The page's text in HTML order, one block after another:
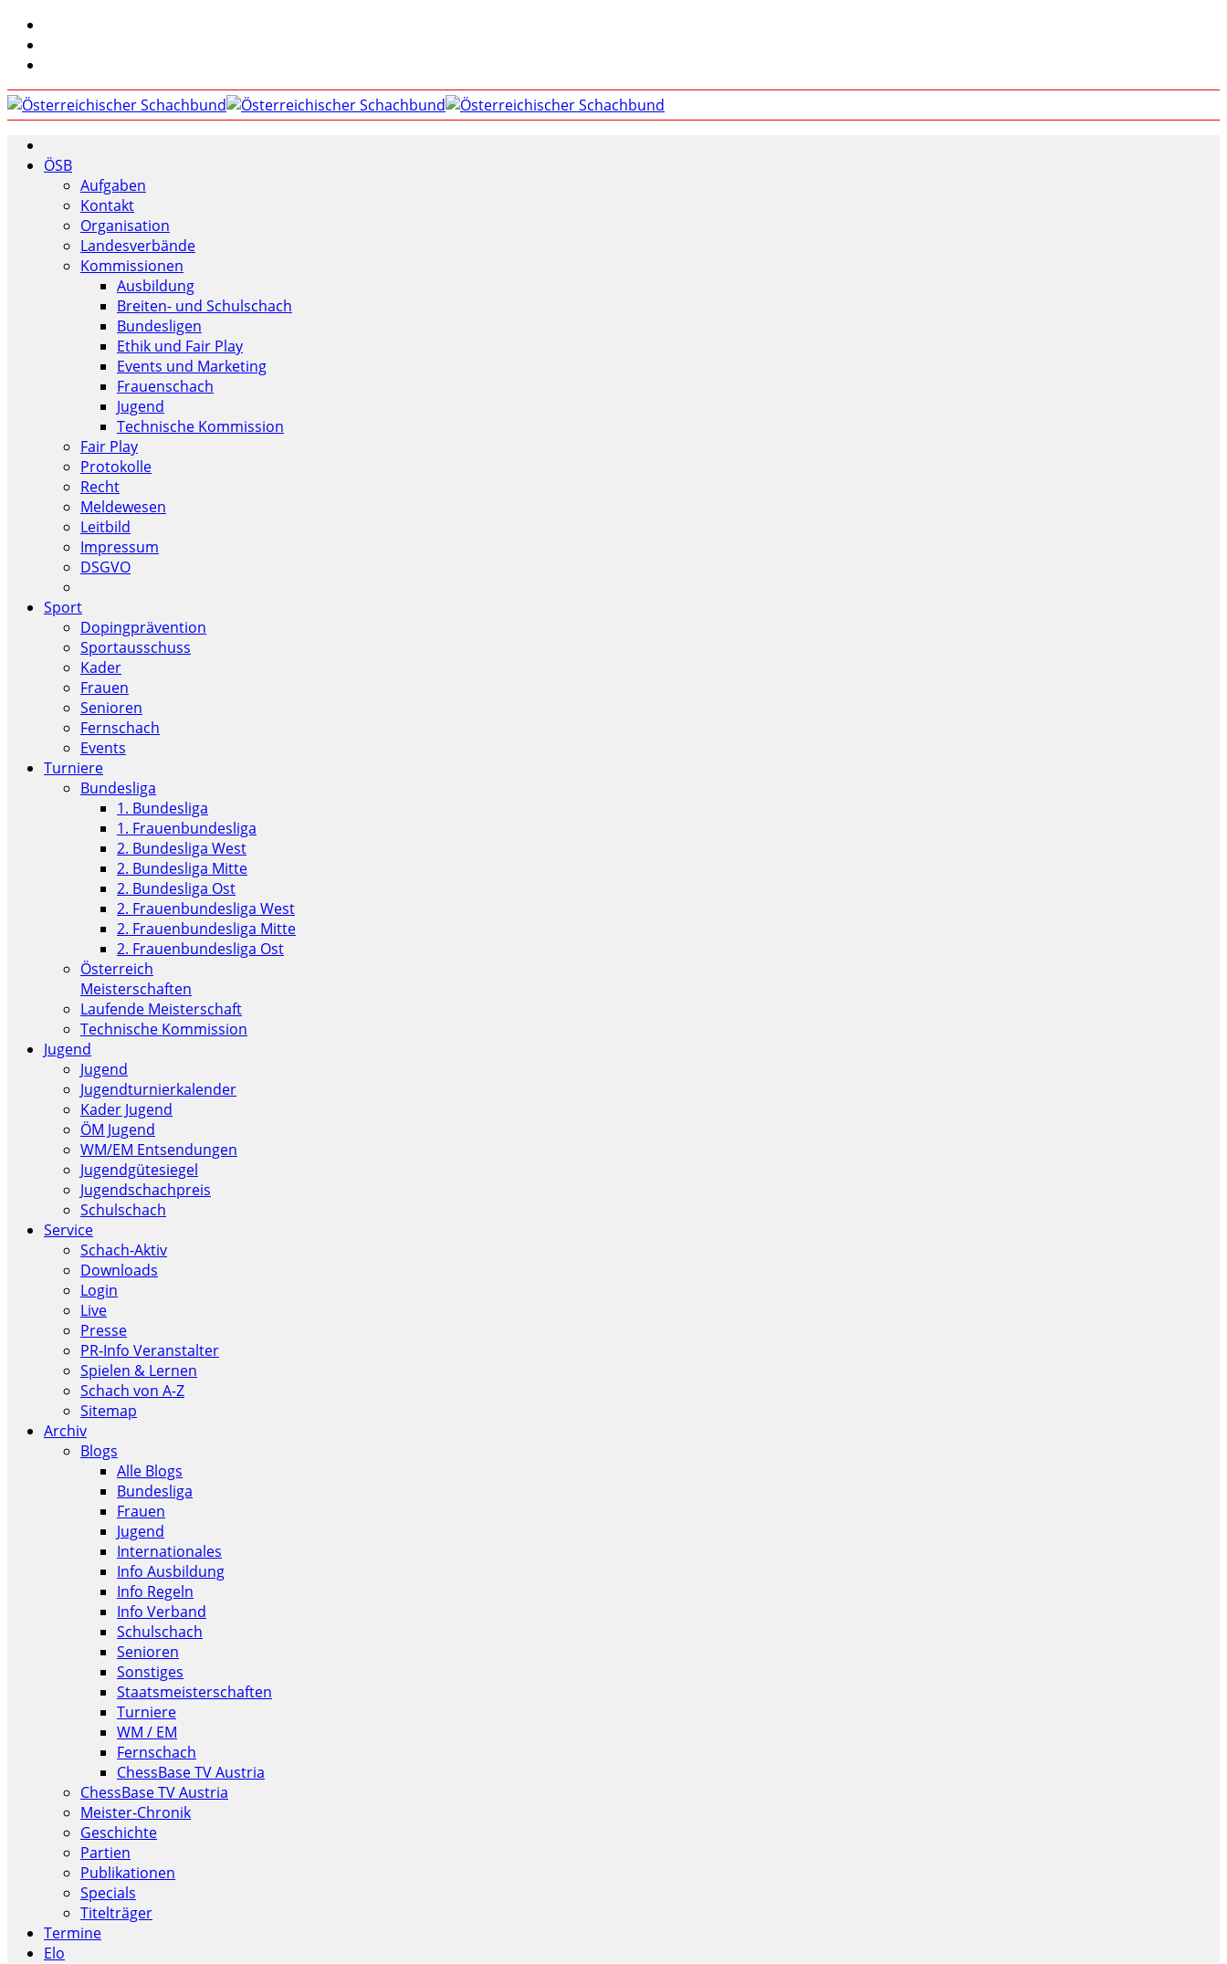
ÖSB
Aufgaben
Kontakt
Organisation
Landesverbände
Kommissionen
Ausbildung
Breiten- und Schulschach
Bundesligen
Ethik und Fair Play
Events und Marketing
Frauenschach
Jugend
Technische Kommission
Fair Play
Protokolle
Recht
Meldewesen
Leitbild
Impressum
DSGVO
Sport
Dopingprävention
Sportausschuss
Kader
Frauen
Senioren
Fernschach
Events
Turniere
Bundesliga
1. Bundesliga
1. Frauenbundesliga
2. Bundesliga West
2. Bundesliga Mitte
2. Bundesliga Ost
2. Frauenbundesliga West
2. Frauenbundesliga Mitte
2. Frauenbundesliga Ost
Österreich
Meisterschaften
Laufende Meisterschaft
Technische Kommission
Jugend
Jugend
Jugendturnierkalender
Kader Jugend
ÖM Jugend
WM/EM Entsendungen
Jugendgütesiegel
Jugendschachpreis
Schulschach
Service
Schach-Aktiv
Downloads
Login
Live
Presse
PR-Info Veranstalter
Spielen & Lernen
Schach von A-Z
Sitemap
Archiv
Blogs
Alle Blogs
Bundesliga
Frauen
Jugend
Internationales
Info Ausbildung
Info Regeln
Info Verband
Schulschach
Senioren
Sonstiges
Staatsmeisterschaften
Turniere
WM / EM
Fernschach
ChessBase TV Austria
ChessBase TV Austria
Meister-Chronik
Geschichte
Partien
Publikationen
Specials
Titelträger
Termine
Elo